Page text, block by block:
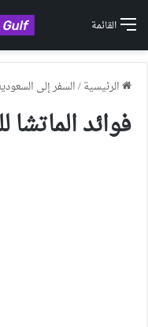
القائمة
الرئيسية/السفر إلى
فوائد